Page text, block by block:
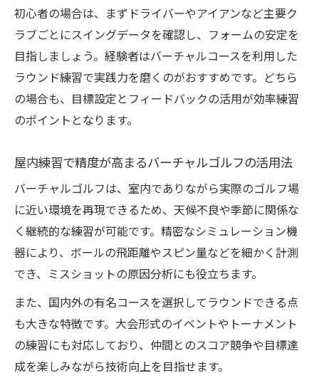
初心者の場合は、まずドライバーやアイアンなど主要ク
ラブごとにスイングデータを確認し、フォームの安定を
目指しましょう。経験者はバーチャルコースを利用した
ラウンド練習で実践力を磨くのがおすすめです。どちら
の場合も、目標設定とフィードバックの活用が効率練習
のポイントとなります。
屋内練習で精度が高まるバーチャルゴルフの活用法
バーチャルゴルフは、室内でありながら実際のゴルフ場
に近い環境を再現できるため、天候不良や季節に関係な
く継続的な練習が可能です。精密なシミュレーション機
器により、ボールの飛距離やスピン量などを細かく計測
でき、ミスショットの原因分析にも役立ちます。
また、国内外の有名コースを選択してラウンドできる点
も大きな特徴です。大会形式のイベントやトーナメント
の練習にも対応しており、仲間とのスコア競争や目標達
成を楽しみながら技術向上を目指せます。